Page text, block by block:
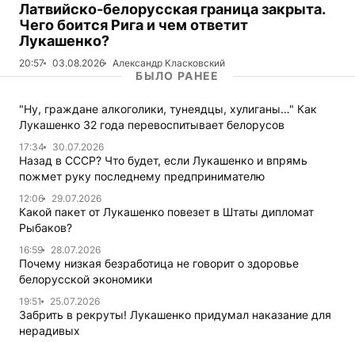
Латвийско-белорусская граница закрыта.
Чего боится Рига и чем ответит
Лукашенко?
20:57 03.08.2026 Александр Класковский
БЫЛО РАНЕЕ
"Ну, граждане алкоголики, тунеядцы, хулиганы…" Как
Лукашенко 32 года перевоспитывает белорусов
17:34 30.07.2026
Назад в СССР? Что будет, если Лукашенко и впрямь
пожмет руку последнему предпринимателю
12:06 29.07.2026
Какой пакет от Лукашенко повезет в Штаты дипломат
Рыбаков?
16:59 28.07.2026
Почему низкая безработица не говорит о здоровье
белорусской экономики
19:51 25.07.2026
Забрить в рекруты! Лукашенко придумал наказание для
нерадивых